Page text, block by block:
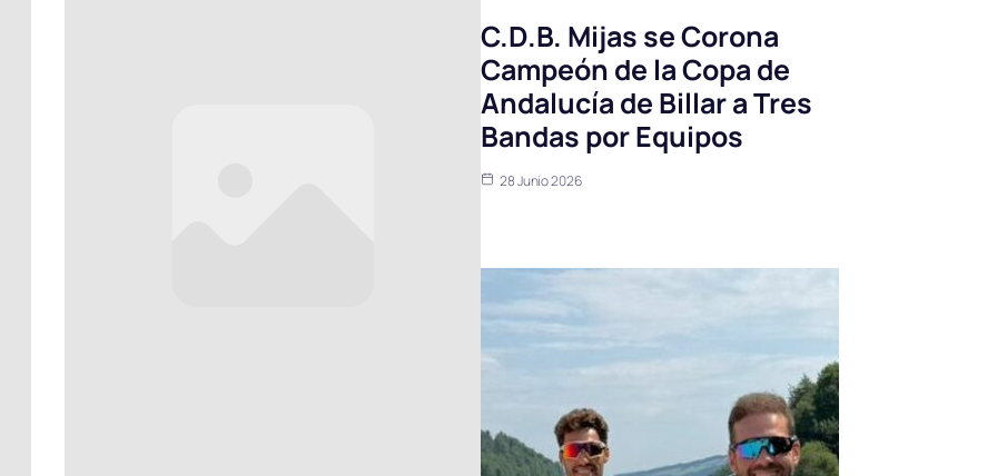
C.D.B. Mijas se Corona
Campeón de la Copa de
Andalucía de Billar a Tres
Bandas por Equipos
28 Junio 2026